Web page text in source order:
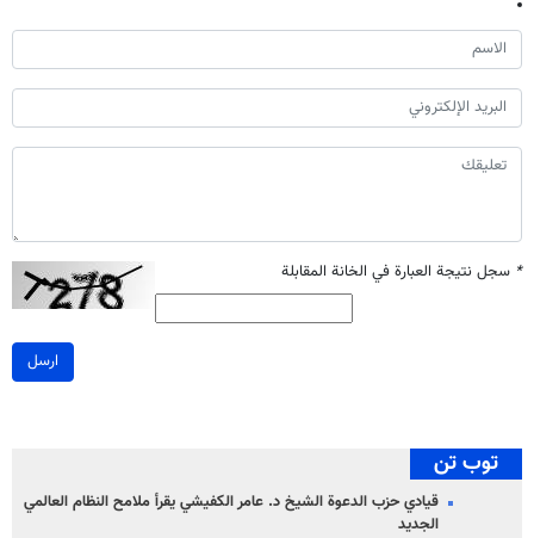
* سجل نتيجة العبارة في الخانة المقابلة
ارسل
توب تن
قيادي حزب الدعوة الشيخ د. عامر الكفيشي يقرأ ملامح النظام العالمي
الجديد